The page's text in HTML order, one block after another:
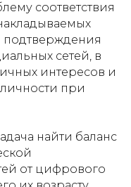
соответствия
подтверждения
сетей, в
интересов и
при
найти баланс
от цифрового